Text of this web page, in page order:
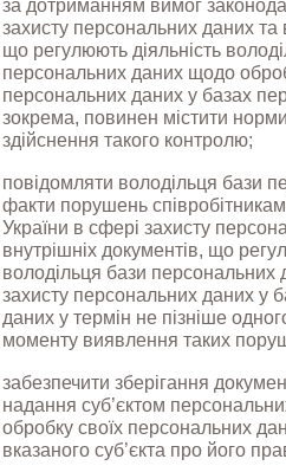
за дотриманням вимог
захисту персональних даних та
що регулюють діяльність
персональних даних щодо
персональних даних у базах
зокрема, повинен містити
здійснення такого контролю;
повідомляти володільця бази
факти порушень
України в сфері захисту
внутрішніх документів, що
володільця бази персональних
захисту персональних даних у
даних у термін не пізніше
моменту виявлення таких
забезпечити зберігання
надання суб’єктом
обробку своїх персональних
вказаного суб’єкта про його